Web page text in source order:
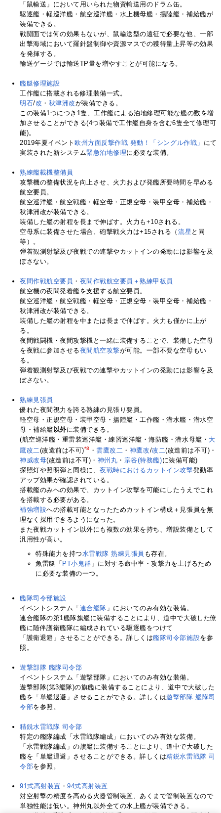
「鼠輸送」において用いられた物資輸送用のドラム缶。
駆逐艦・軽巡洋艦・航空巡洋艦・水上機母艦・揚陸艦・補給艦が
装備できる。
戦闘面では何の効果もないが、鼠輸送型の遠征で必要な他、一部
出撃海域において羅針盤制御や資源マスでの獲得量上昇等の効果
を発揮する。
輸送ゲージでは輸送TP量を増やすことが可能になる。
艦艇修理施設
工作艦に搭載される修理装備一式。
明石/改 ・ 秋津洲改が装備できる。
この装備1つにつき1隻、工作艦による泊地修理可能な艦の数を増
加させることができる(4つ装備で工作艦自身を含む6隻全て修理可
能)。
2019年夏イベント欧州方面反撃作戦 発動！「シングル作戦」 にて
実装された新システム緊急泊地修理に必要な装備。
熟練艦載機整備員
攻撃機の整備状況を向上させ、火力および発艦所要時間を早める
航空要員。
航空巡洋艦・航空戦艦・軽空母・正規空母・装甲空母・補給艦・
秋津洲改が装備できる。
装備した艦の射程を長まで伸ばす。火力も+10される。
空母系に装備させた場合、砲撃戦火力は+15される（流星 と同
等）。
弾着観測射撃及び夜戦での連撃やカットインの発動には影響を及
ぼさない。
夜間作戦航空要員 ・ 夜間作戦航空要員＋熟練甲板員
航空機の夜間発着艦を支援する航空要員。
航空巡洋艦・航空戦艦・軽空母・正規空母・装甲空母・補給艦・
秋津洲改が装備できる。
装備した艦の射程を中または長まで伸ばす。火力も僅かに上が
る。
夜間戦闘機・夜間攻撃機と一緒に装備することで、装備した空母
を夜戦に参加させる夜間航空攻撃が可能。一部不要な空母もい
る。
弾着観測射撃及び夜戦での連撃やカットインの発動には影響を及
ぼさない。
熟練見張員
優れた夜間視力を誇る熟練の見張り要員。
軽空母・正規空母・装甲空母・揚陸艦・工作艦・潜水艦・潜水空
母・補給艦以外に装備できる。
(航空巡洋艦・重雷装巡洋艦・練習巡洋艦・海防艦・潜水母艦・ 大
鷹改二(改造前は不可)*8 ・ 雲鷹改二 ・ 神鷹改/改二(改造前は不可)・
神威改母(改造前は不可)・ 神州丸 ・ 宗谷(特務艦)に装備可能)
探照灯や照明弾と同様に、夜戦時におけるカットイン攻撃発動率
アップ効果が確認されている。
搭載艦のみへの効果で、カットイン攻撃を可能にしたうえでこれ
を搭載する必要がある。
補強増設への搭載可能となったためカットイン構成＋見張員を無
理なく採用できるようになった。
また夜戦カットイン以外にも複数の効果を持ち、増設装備として
汎用性が高い。
特殊能力を持つ水雷戦隊 熟練見張員 も存在。
魚雷艇「 PT小鬼群 」に対する命中率・攻撃力を上げるため
に必要な装備の一つ。
艦隊司令部施設
イベントシステム「連合艦隊 」においてのみ有効な装備。
連合艦隊の第1艦隊旗艦に装備することにより、道中で大破した僚
艦に随伴護衛艦隊に編成されている駆逐艦をつけて
「護衛退避」させることができる。詳しくは艦隊司令部施設を参
照。
遊撃部隊 艦隊司令部
イベントシステム「遊撃部隊」においてのみ有効な装備。
遊撃部隊(第3艦隊)の旗艦に装備することにより、道中で大破した
艦を「単艦退避」させることができる。詳しくは遊撃部隊 艦隊司
令部を参照。
精鋭水雷戦隊 司令部
特定の艦隊編成「水雷戦隊編成」においてのみ有効な装備。
「水雷戦隊編成」の旗艦に装備することにより、道中で大破した
艦を「単艦退避」させることができる。詳しくは精鋭水雷戦隊 司
令部を参照。
91式高射装置 ・94式高射装置
対空射撃の精度を高める火器管制装置、あくまで管制装置なので
単独性能は低い。神州丸以外全ての水上艦が装備できる。